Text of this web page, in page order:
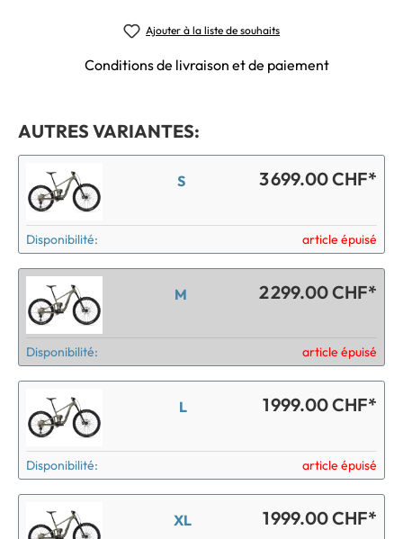
Ajouter à la liste de souhaits
Conditions de livraison et de paiement
AUTRES VARIANTES:
S 3 699.00 CHF*
Disponibilité: article épuisé
M 2 299.00 CHF*
Disponibilité: article épuisé
L 1 999.00 CHF*
Disponibilité: article épuisé
XL 1 999.00 CHF*